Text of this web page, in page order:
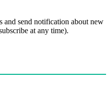
and send notification about new
at any time).